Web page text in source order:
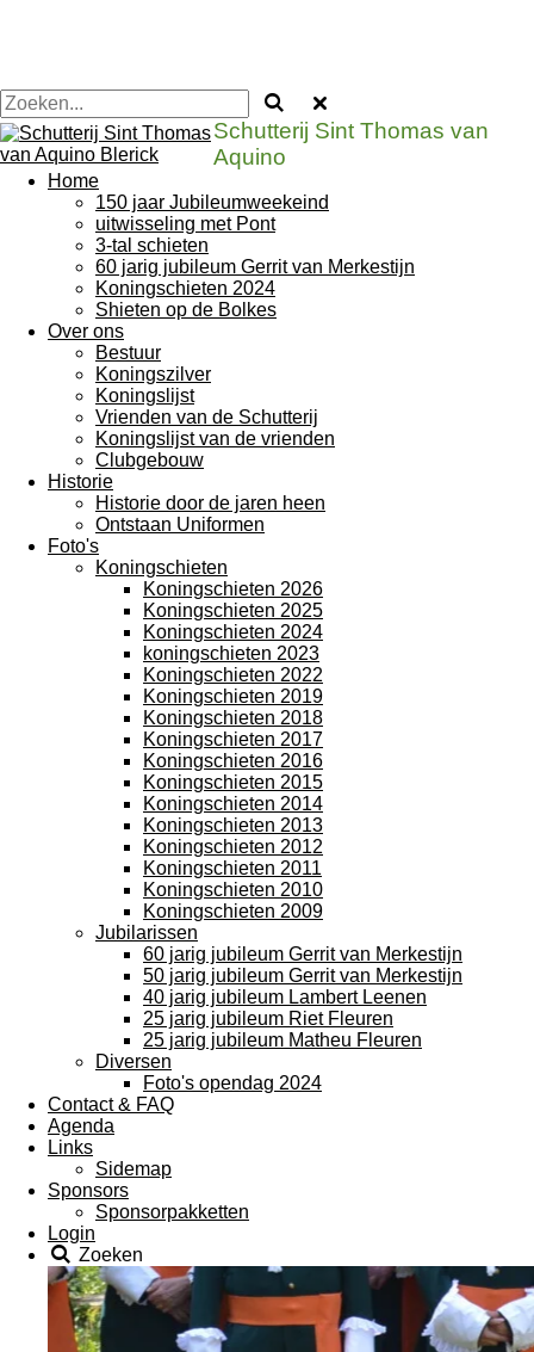
Schutterij Sint Thomas van
Aquino
Home
150 jaar Jubileumweekeind
uitwisseling met Pont
3-tal schieten
60 jarig jubileum Gerrit van Merkestijn
Koningschieten 2024
Shieten op de Bolkes
Over ons
Bestuur
Koningszilver
Koningslijst
Vrienden van de Schutterij
Koningslijst van de vrienden
Clubgebouw
Historie
Historie door de jaren heen
Ontstaan Uniformen
Foto's
Koningschieten
Koningschieten 2026
Koningschieten 2025
Koningschieten 2024
koningschieten 2023
Koningschieten 2022
Koningschieten 2019
Koningschieten 2018
Koningschieten 2017
Koningschieten 2016
Koningschieten 2015
Koningschieten 2014
Koningschieten 2013
Koningschieten 2012
Koningschieten 2011
Koningschieten 2010
Koningschieten 2009
Jubilarissen
60 jarig jubileum Gerrit van Merkestijn
50 jarig jubileum Gerrit van Merkestijn
40 jarig jubileum Lambert Leenen
25 jarig jubileum Riet Fleuren
25 jarig jubileum Matheu Fleuren
Diversen
Foto's opendag 2024
Contact & FAQ
Agenda
Links
Sidemap
Sponsors
Sponsorpakketten
Login
Zoeken